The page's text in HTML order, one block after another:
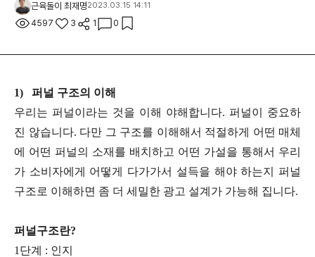
근육돌이 최재명2023.03.15 14:11
4597 3 1 0
1) 퍼널 구조의 이해
우리는 퍼널이라는 것을 이해 야해합니다. 퍼널이 중요하
진 않습니다. 다만 그 구조를 이해해서 적절하게 어떤 매체
에 어떤 퍼널의 소재를 배치하고 어떤 가설을 통해서 우리
가 소비자에게 어떻게 다가가서 설득을 해야 하는지 퍼널
구조로 이해하면 좀 더 세밀한 광고 설계가 가능해 집니다.
퍼널구조란?
1단계 : 인지